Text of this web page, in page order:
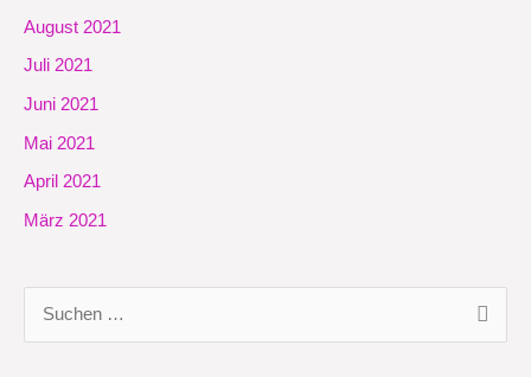
August 2021
Juli 2021
Juni 2021
Mai 2021
April 2021
März 2021